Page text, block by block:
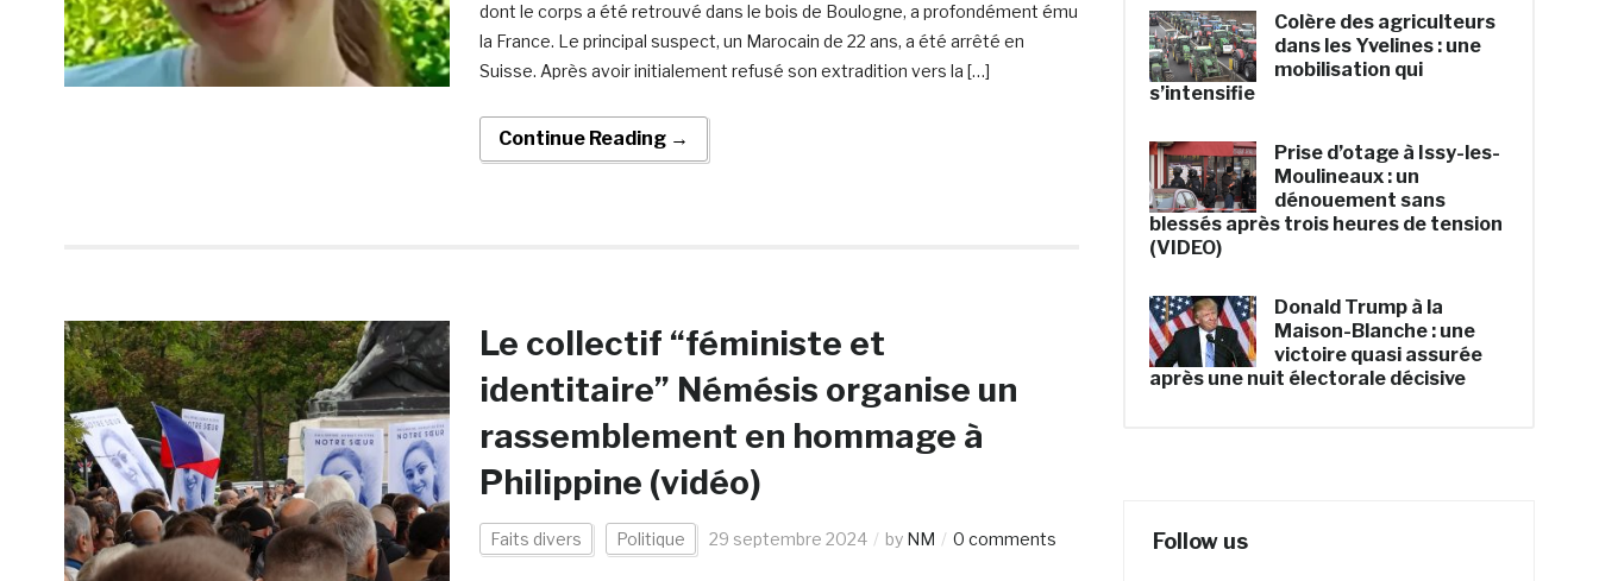
dont le corps a été retrouvé dans le bois de Boulogne, a profondément ému
la France. Le principal suspect, un Marocain de 22 ans, a été arrêté en
Suisse. Après avoir initialement refusé son extradition vers la […]
Continue Reading →
Le collectif “féministe et
identitaire” Némésis organise un
rassemblement en hommage à
Philippine (vidéo)
Faits divers Politique 29 septembre 2024 by NM 0 comments
Colère des agriculteurs
dans les Yvelines : une
mobilisation qui
s’intensifie
Prise d’otage à Issy-les-
Moulineaux : un
dénouement sans
blessés après trois heures de tension
(VIDEO)
Donald Trump à la
Maison-Blanche : une
victoire quasi assurée
après une nuit électorale décisive
Follow us